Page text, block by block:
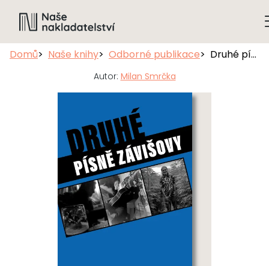
Domů Naše knihy Odborné publikace Druhé písně Závišovy
Autor: Milan Smrčka